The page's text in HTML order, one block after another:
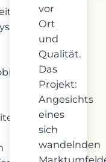
vor
Ort
und
Qualität.
Das
Projekt:
Angesichts
eines
sich
wandelnden